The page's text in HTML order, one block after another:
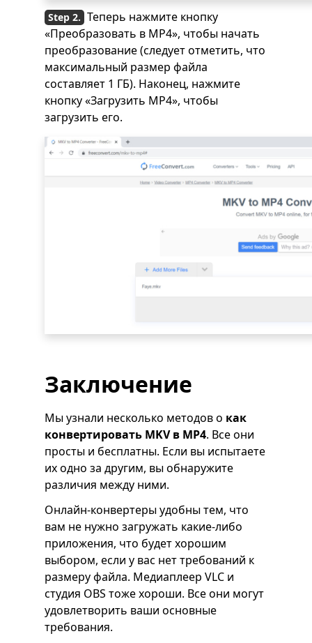
Теперь нажмите кнопку
«Преобразовать в MP4», чтобы начать
преобразование (следует отметить, что
максимальный размер файла
составляет 1 ГБ). Наконец, нажмите
кнопку «Загрузить MP4», чтобы
загрузить его.
Заключение
Мы узнали несколько методов о как
конвертировать MKV в MP4. Все они
просты и бесплатны. Если вы испытаете
их одно за другим, вы обнаружите
различия между ними.
Онлайн-конвертеры удобны тем, что
вам не нужно загружать какие-либо
приложения, что будет хорошим
выбором, если у вас нет требований к
размеру файла. Медиаплеер VLC и
студия OBS тоже хороши. Все они могут
удовлетворить ваши основные
требования.